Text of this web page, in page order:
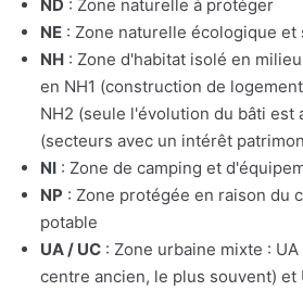
ND : Zone naturelle à protéger
NE : Zone naturelle écologique et
NH : Zone d'habitat isolé en
en NH1 (construction de
NH2 (seule l'évolution du bâti est
(secteurs avec un intérêt
NI : Zone de camping et
NP : Zone protégée en raison du
potable
UA / UC : Zone urbaine mixte :
centre ancien, le plus souvent) et